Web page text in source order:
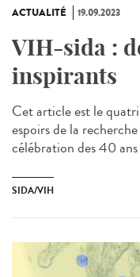
ACTUALITÉ 19.09.2023
VIH-sida :
inspirants
Cet article est le
espoirs de la
célébration des 40
SIDA/VIH